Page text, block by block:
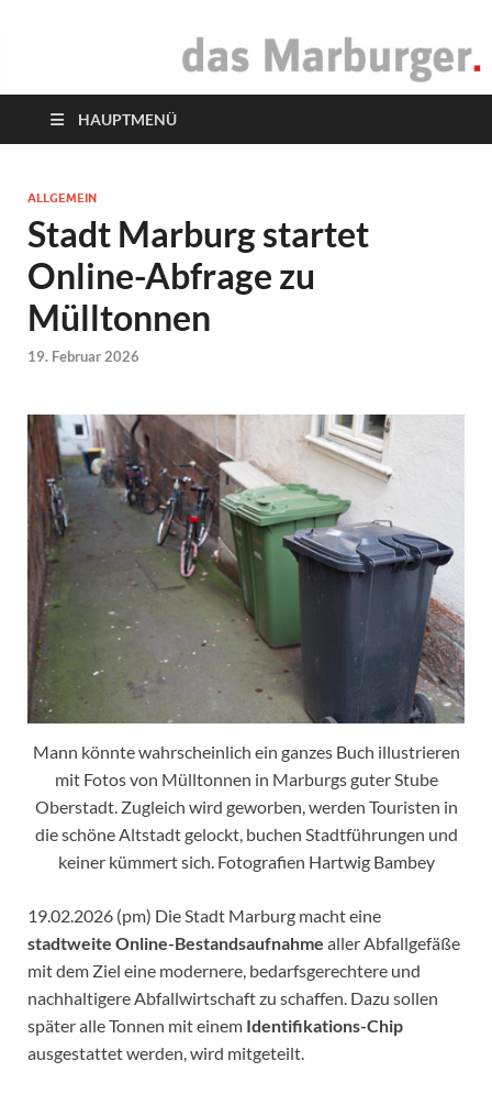
das Marburger.
HAUPTMENÜ
ALLGEMEIN
Stadt Marburg startet
Online-Abfrage zu
Mülltonnen
19. Februar 2026
Mann könnte wahrscheinlich ein ganzes Buch illustrieren
mit Fotos von Mülltonnen in Marburgs guter Stube
Oberstadt. Zugleich wird geworben, werden Touristen in
die schöne Altstadt gelockt, buchen Stadtführungen und
keiner kümmert sich. Fotografien Hartwig Bambey
19.02.2026 (pm) Die Stadt Marburg macht eine
stadtweite Online-Bestandsaufnahme aller Abfallgefäße
mit dem Ziel eine modernere, bedarfsgerechtere und
nachhaltigere Abfallwirtschaft zu schaffen. Dazu sollen
später alle Tonnen mit einem Identifikations-Chip
ausgestattet werden, wird mitgeteilt.